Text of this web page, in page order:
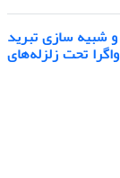
و شبیه سازی تبرید
تحت زلزله‌های